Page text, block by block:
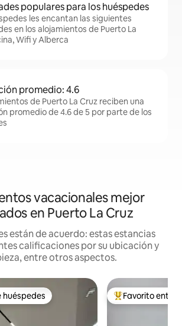
populares para los huéspedes
les encantan las siguientes
en los alojamientos de Puerto La
Wifi y Alberca
promedio: 4.6
de Puerto La Cruz reciben una
promedio de 4.6 de 5 por parte de los
vacacionales mejor
en Puerto La Cruz
están de acuerdo: estas estancias
calificaciones por su ubicación y
entre otros aspectos.
Favorito entre huéspedes
huéspedes De los mejores
Favorito entre